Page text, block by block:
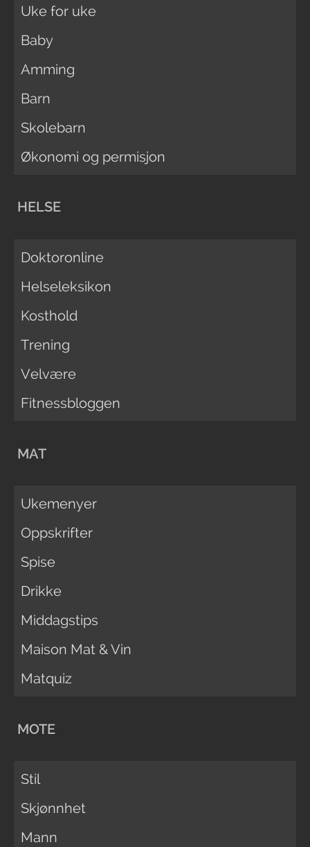
Uke for uke
Baby
Amming
Barn
Skolebarn
Økonomi og permisjon
HELSE
Doktoronline
Helseleksikon
Kosthold
Trening
Velvære
Fitnessbloggen
MAT
Ukemenyer
Oppskrifter
Spise
Drikke
Middagstips
Maison Mat & Vin
Matquiz
MOTE
Stil
Skjønnhet
Mann